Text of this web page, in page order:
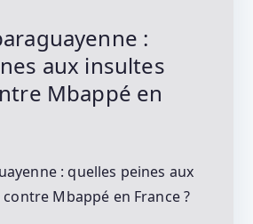
Du Motocyclisme.
:
aux insultes
Mbappé en
: quelles peines aux
Mbappé en France ?